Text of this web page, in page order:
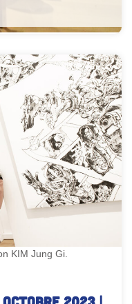
KIM Jung Gi.